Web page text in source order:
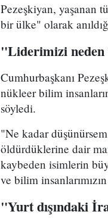
Pezeşkiyan, yaşanan
bir ülke" olarak
"Liderimizi
Cumhurbaşkanı
nükleer bilim
söyledi.
"Ne kadar
öldürdüklerine dair
kaybeden isimlerin
ve bilim
"Yurt dışındaki